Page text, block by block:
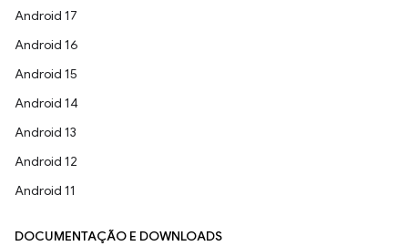
Android 17
Android 16
Android 15
Android 14
Android 13
Android 12
Android 11
DOCUMENTAÇÃO E DOWNLOADS